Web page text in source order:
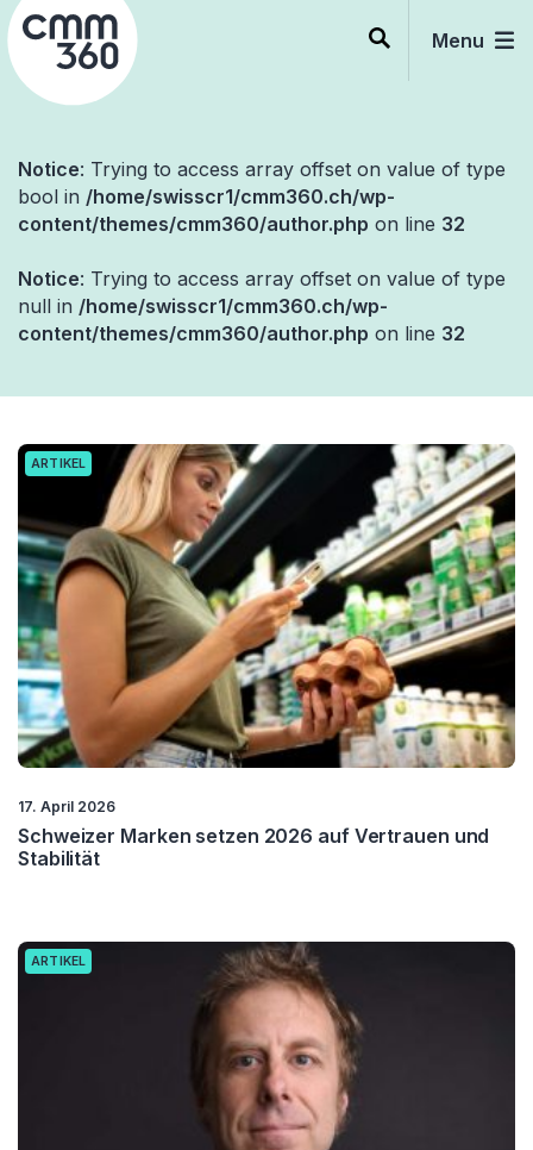
Skip
to
content
Menu
Notice: Trying to access array offset on value of type
bool in /home/swisscr1/cmm360.ch/wp-
content/themes/cmm360/author.php on line 32
Notice: Trying to access array offset on value of type
null in /home/swisscr1/cmm360.ch/wp-
content/themes/cmm360/author.php on line 32
ARTIKEL
17. April 2026
Schweizer Marken setzen 2026 auf Vertrauen und
Stabilität
ARTIKEL